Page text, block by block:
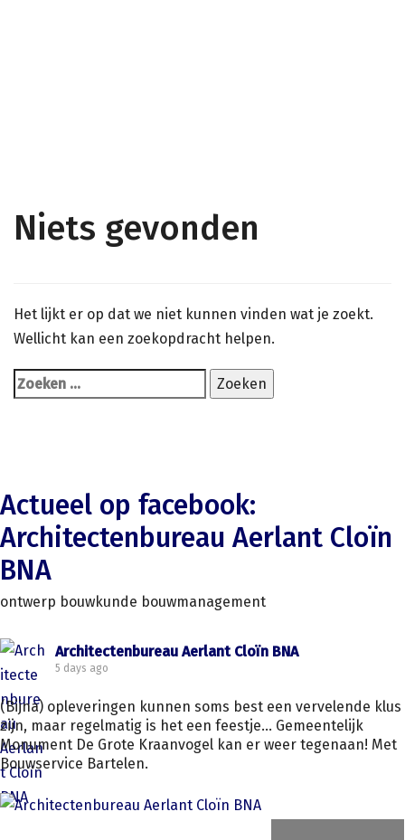
Niets gevonden
Het lijkt er op dat we niet kunnen vinden wat je zoekt.
Wellicht kan een zoekopdracht helpen.
Actueel op facebook:
Architectenbureau Aerlant Cloïn
BNA
ontwerp bouwkunde bouwmanagement
Architectenbureau Aerlant Cloïn BNA
5 days ago
(Bijna) opleveringen kunnen soms best een vervelende klus
zijn, maar regelmatig is het een feestje... Gemeentelijk
Monument De Grote Kraanvogel kan er weer tegenaan! Met
Bouwservice Bartelen.